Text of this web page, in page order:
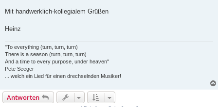
Mit handwerklich-kollegialem Grüßen
Heinz
"To everything (turn, turn, turn)
There is a season (turn, turn, turn)
And a time to every purpose, under heaven"
Pete Seeger
... welch ein Lied für einen drechselnden Musiker!
Antworten